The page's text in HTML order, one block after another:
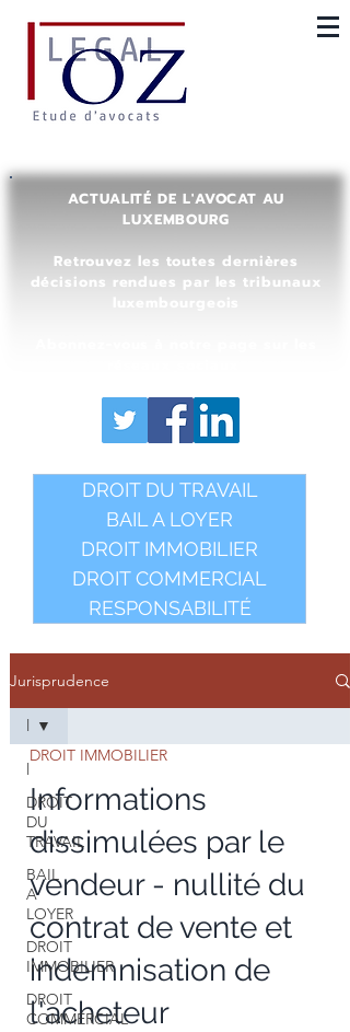
ACTUALITÉ DE L'AVOCAT AU
LUXEMBOURG
Retrouvez les toutes dernières
décisions rendues par les tribunaux
DROIT DU TRAVAIL
BAIL A LOYER
DROIT IMMOBILIER
DROIT COMMERCIAL
RESPONSABILITÉ
Jurisprudence
l
DROIT
DU
TRAVAIL
BAIL
A
LOYER
DROIT
IMMOBILIER
DROIT
COMMERCIAL
l
DROIT IMMOBILIER
Informations
dissimulées par le
vendeur - nullité du
contrat de vente et
indemnisation de
l'acheteur